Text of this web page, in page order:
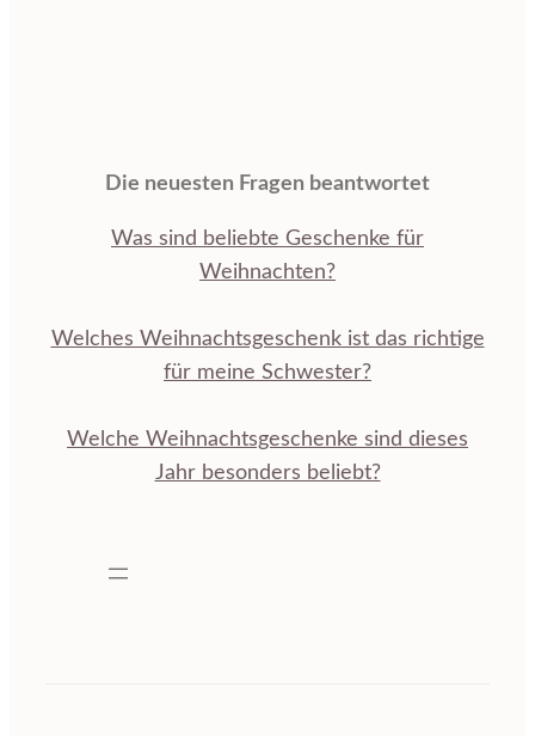
Die neuesten Fragen beantwortet
Was sind beliebte Geschenke für
Weihnachten?
Welches Weihnachtsgeschenk ist das richtige
für meine Schwester?
Welche Weihnachtsgeschenke sind dieses
Jahr besonders beliebt?